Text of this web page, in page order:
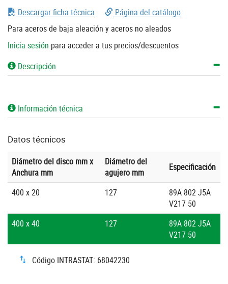
Descargar ficha técnica
Página del catálogo
Para aceros de baja aleación y aceros no aleados
Inicia sesión para acceder a tus precios/descuentos
Descripción
Información técnica
Datos técnicos
Diámetro del disco mm x
Anchura mm
Diámetro del
agujero mm
Especificación
400 x 20 127
89A 802 J5A
V217 50
400 x 40
127
89A 802 J5A
V217 50
Código INTRASTAT: 68042230